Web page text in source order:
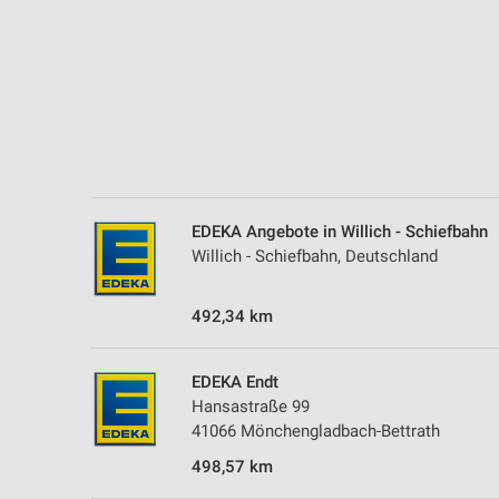
EDEKA Angebote in Willich - Schiefbahn
Willich - Schiefbahn, Deutschland
492,34 km
EDEKA Endt
Hansastraße 99
41066 Mönchengladbach-Bettrath
498,57 km